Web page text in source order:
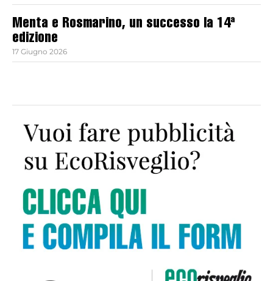
Menta e Rosmarino, un successo la 14ª
edizione
17 Giugno 2026